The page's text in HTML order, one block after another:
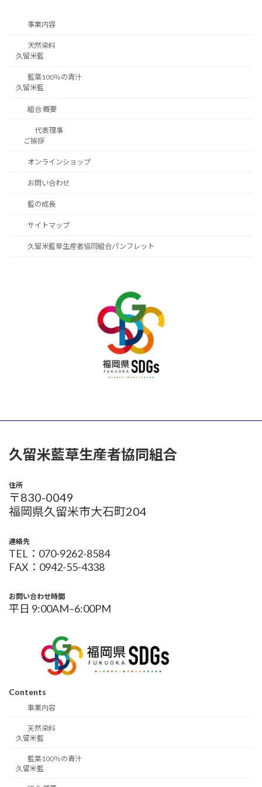
事業内容
天然染料
久留米藍
藍葉100％の青汁
久留米藍
組合 概要
代表理事
ご挨拶
オンラインショップ
お問い合わせ
藍の成長
サイトマップ
久留米藍草生産者協同組合パンフレット
久留米藍草生産者協同組合
住所
〒830-0049
福岡県久留米市大石町204
連絡先
TEL：070-9262-8584
FAX：0942-55-4338
お問い合わせ時間
平日 9:00AM–6:00PM
Contents
事業内容
天然染料
久留米藍
藍葉100％の青汁
久留米藍